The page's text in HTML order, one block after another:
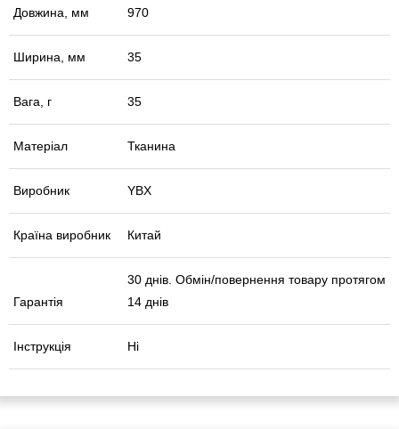
Довжина, мм 970
Ширина, мм 35
Вага, г 35
Матеріал Тканина
Виробник YBX
Країна виробник Китай
Гарантія
30 днів. Обмін/повернення товару протягом
14 днів
Інструкція Ні